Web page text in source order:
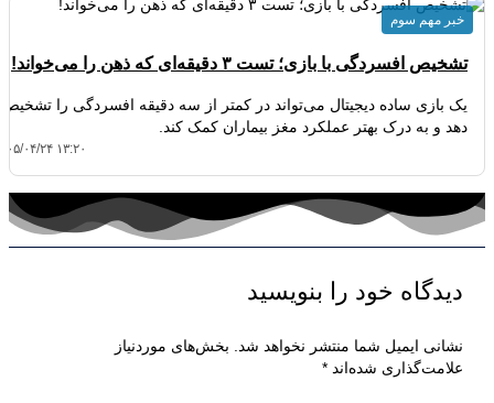
تشخیص افسردگی با بازی؛ تست ۳ دقیقه‌ای که ذهن را می‌خواند!
یک بازی ساده دیجیتال می‌تواند در کمتر از سه دقیقه افسردگی را تشخیص
دهد و به درک بهتر عملکرد مغز بیماران کمک کند.
۱۴۰۵/۰۴/۲۴
خبر مهم سوم
دیدگاه‌ خود را بنویسید
نشانی ایمیل شما منتشر نخواهد شد.
بخش‌های موردنیاز
علامت‌گذاری شده‌اند *